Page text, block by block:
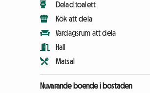
Delad toalett
Kök att dela
Vardagsrum att dela
Hall
Matsal
Nuvarande boende i bostaden